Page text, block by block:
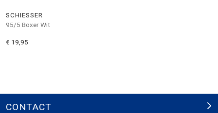
SCHIESSER
95/5 Boxer Wit
€ 19,95
CONTACT